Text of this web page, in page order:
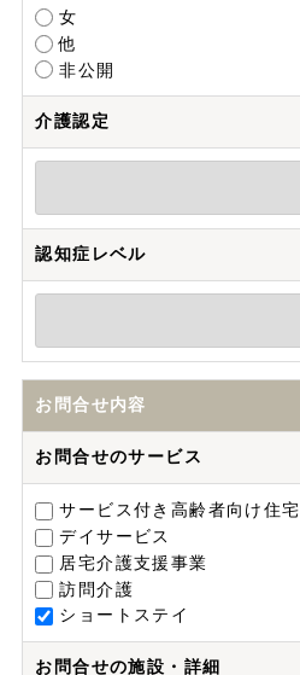
女
他
非公開
介護認定
認知症レベル
お問合せ内容
お問合せのサービス
サービス付き高齢者向け住宅
デイサービス
居宅介護支援事業
訪問介護
ショートステイ
お問合せの施設・詳細